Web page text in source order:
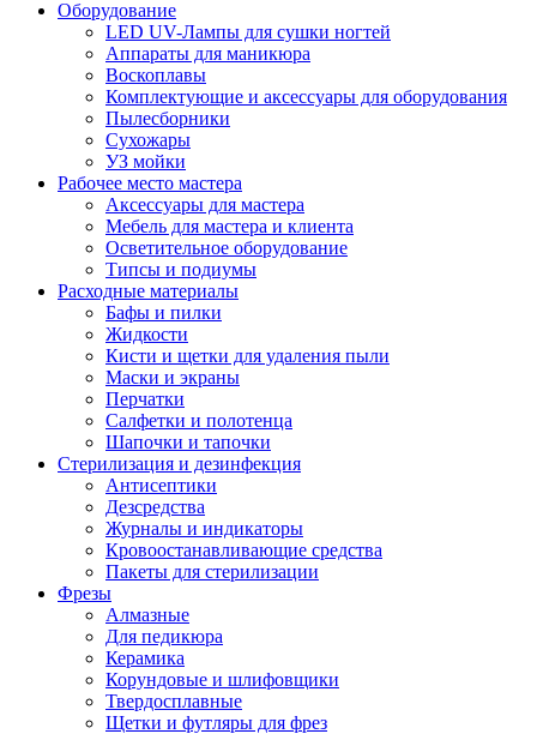
Оборудование
LED UV-Лампы для сушки ногтей
Аппараты для маникюра
Воскоплавы
Комплектующие и аксессуары для оборудования
Пылесборники
Сухожары
УЗ мойки
Рабочее место мастера
Аксессуары для мастера
Мебель для мастера и клиента
Осветительное оборудование
Типсы и подиумы
Расходные материалы
Бафы и пилки
Жидкости
Кисти и щетки для удаления пыли
Маски и экраны
Перчатки
Салфетки и полотенца
Шапочки и тапочки
Стерилизация и дезинфекция
Антисептики
Дезсредства
Журналы и индикаторы
Кровоостанавливающие средства
Пакеты для стерилизации
Фрезы
Алмазные
Для педикюра
Керамика
Корундовые и шлифовщики
Твердосплавные
Щетки и футляры для фрез